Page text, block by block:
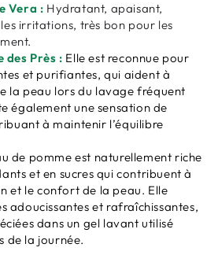
Vera : Hydratant, apaisant,
irritations, très bon pour les
des Près : Elle est reconnue pour
et purifiantes, qui aident à
la peau lors du lavage fréquent
également une sensation de
à maintenir l’équilibre
de pomme est naturellement riche
et en sucres qui contribuent à
et le confort de la peau. Elle
adoucissantes et rafraîchissantes,
dans un gel lavant utilisé
de la journée.